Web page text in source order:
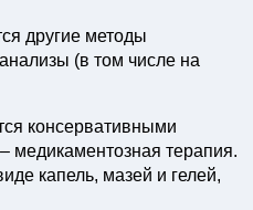
другие методы
(в том числе на
консервативными
медикаментозная терапия.
капель, мазей и гелей,